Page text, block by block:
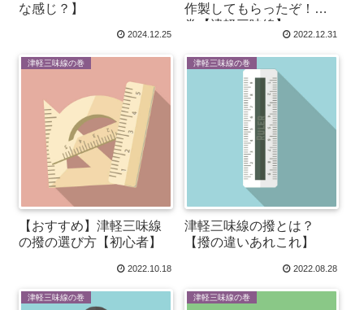
な感じ？】
2024.12.25
作製してもらったぞ！の
巻【津軽三味線】
2022.12.31
津軽三味線の巻
【おすすめ】津軽三味線
の撥の選び方【初心者】
2022.10.18
津軽三味線の巻
津軽三味線の撥とは？
【撥の違いあれこれ】
2022.08.28
津軽三味線の巻 津軽三味線の巻